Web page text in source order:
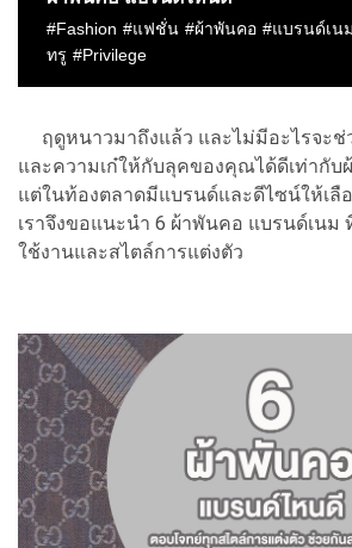
ฤดูหนาวมาถึงแล้ว และไม่มีอะไรจะช่
และความเก๋ให้กับลุคของคุณได้ดีเท่ากับ
แต่ในท้องตลาดมีแบรนด์และดีไซน์ให้เลื
เราจึงขอแนะนำ 6 ผ้าพันคอ แบรนด์เนม
ใช้งานและสไตล์การแต่งตัว